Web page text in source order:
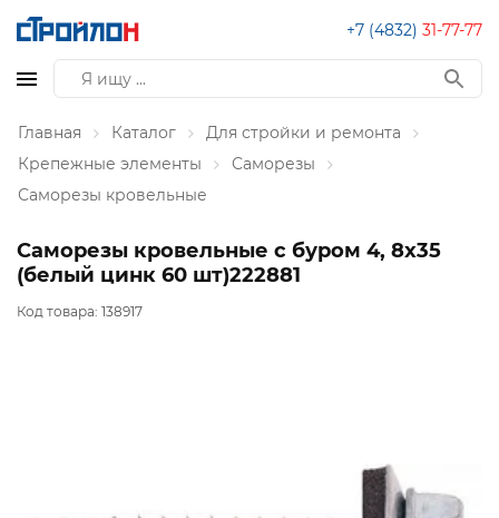
+7 (4832) 31-77-77
Главная Каталог
Для стройки и ремонта
Крепежные элементы
Саморезы
Саморезы кровельные
Саморезы кровельные с буром 4, 8x35
(белый цинк 60 шт)222881
Код товара: 138917